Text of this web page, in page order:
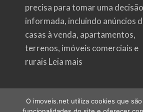
precisa para tomar uma decisão
informada, incluindo anúncios
casas à venda, apartamentos,
terrenos, imóveis comerciais e
rurais Leia mais
O imoveis.net utiliza cookies que